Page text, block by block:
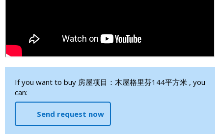
If you want to buy 房屋项目：木屋格里芬144平方米 , you
can:
Send request now